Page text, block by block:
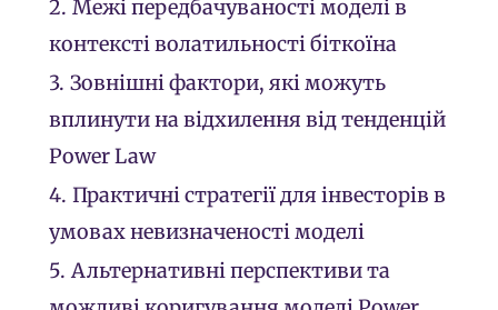
2. Межі передбачуваності моделі в
контексті волатильності біткоїна
3. Зовнішні фактори, які можуть
вплинути на відхилення від тенденцій
Power Law
4. Практичні стратегії для інвесторів в
умовах невизначеності моделі
5. Альтернативні перспективи та